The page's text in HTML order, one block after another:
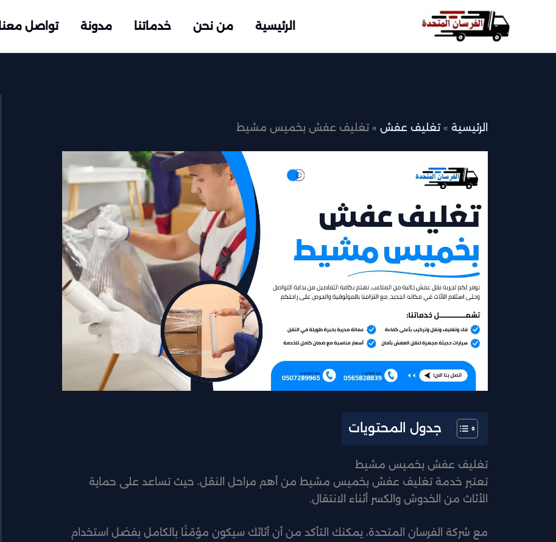
الرئيسية من نحن خدماتنا مدونة تواصل معنا
الرئيسية تغليف عفش تغليف عفش بخميس مشيط
جدول المحتويات
تغليف عفش بخميس مشيط
تعتبر خدمة تغليف عفش بخميس مشيط من أهم مراحل النقل، حيث تساعد على حماية
الأثاث من الخدوش والكسر أثناء الانتقال.
مع شركة الفرسان المتحدة، يمكنك التأكد من أن أثاثك سيكون مؤمّنًا بالكامل بفضل استخدام